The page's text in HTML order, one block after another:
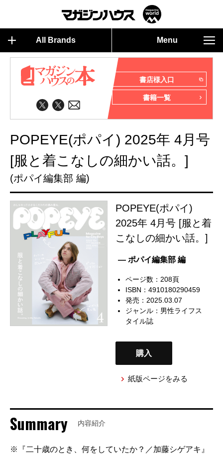
All Brands Menu
書店様入口
書籍一覧
POPEYE(ポパイ) 2025年 4月号
[服と着こなしの細かい話。]
(ポパイ編集部 編)
POPEYE(ポパイ)
2025年 4月号 [服と着
こなしの細かい話。]
— ポパイ編集部 編
ページ数：208頁
ISBN：4910180290459
発売：2025.03.07
ジャンル： 男性ライフス
タイル誌
購入
紙版ページをみる
Summary 内容紹介
※『二十歳のとき、何をしていたか？／加藤シゲアキ』